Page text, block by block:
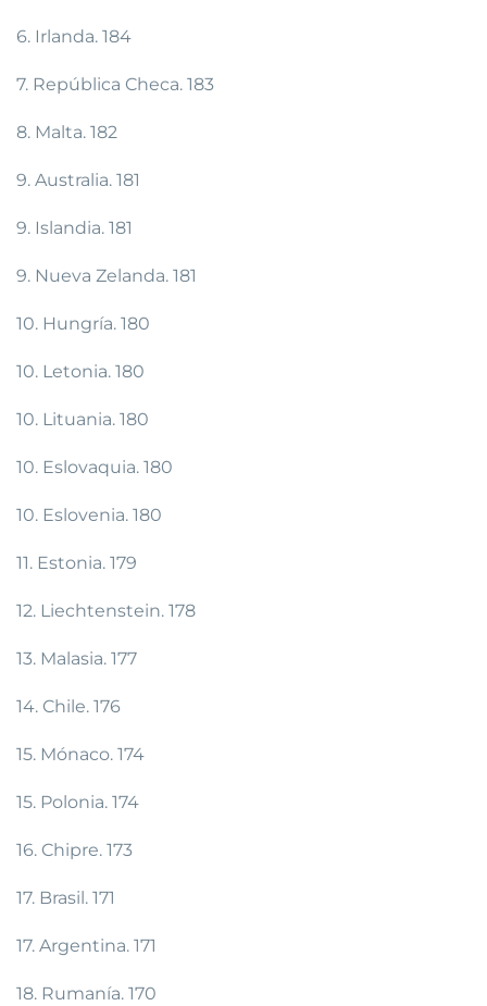
6. Irlanda. 184
7. República Checa. 183
8. Malta. 182
9. Australia. 181
9. Islandia. 181
9. Nueva Zelanda. 181
10. Hungría. 180
10. Letonia. 180
10. Lituania. 180
10. Eslovaquia. 180
10. Eslovenia. 180
11. Estonia. 179
12. Liechtenstein. 178
13. Malasia. 177
14. Chile. 176
15. Mónaco. 174
15. Polonia. 174
16. Chipre. 173
17. Brasil. 171
17. Argentina. 171
18. Rumanía. 170